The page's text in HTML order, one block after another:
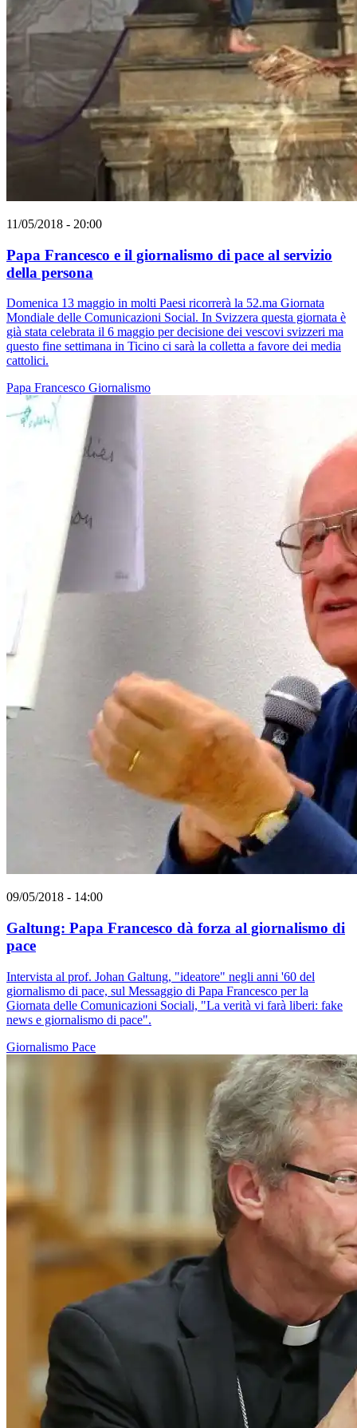
11/05/2018 - 20:00
Papa Francesco e il giornalismo di pace al servizio
della persona
Domenica 13 maggio in molti Paesi ricorrerà la 52.ma Giornata
Mondiale delle Comunicazioni Social. In Svizzera questa giornata è
già stata celebrata il 6 maggio per decisione dei vescovi svizzeri ma
questo fine settimana in Ticino ci sarà la colletta a favore dei media
cattolici.
Papa Francesco Giornalismo
09/05/2018 - 14:00
Galtung: Papa Francesco dà forza al giornalismo di
pace
Intervista al prof. Johan Galtung, "ideatore" negli anni '60 del
giornalismo di pace, sul Messaggio di Papa Francesco per la
Giornata delle Comunicazioni Sociali, "La verità vi farà liberi: fake
news e giornalismo di pace".
Giornalismo Pace